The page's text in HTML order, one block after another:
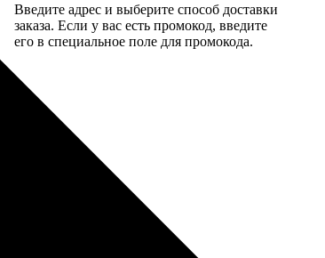
Введите адрес и выберите способ доставки
заказа. Если у вас есть промокод, введите
его в специальное поле для промокода.